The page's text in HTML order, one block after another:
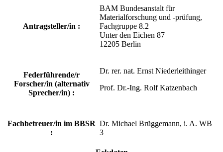
Antragsteller/in :
BAM Bundesanstalt für
Materialforschung und -prüfung,
Fachgruppe 8.2
Unter den Eichen 87
12205 Berlin
Federführende/r
Forscher/in (alternativ
Sprecher/in) :
Dr. rer. nat. Ernst Niederleithinger
Prof. Dr.-Ing. Rolf Katzenbach
Fachbetreuer/in im BBSR
:
Dr. Michael Brüggemann, i. A. WB
3